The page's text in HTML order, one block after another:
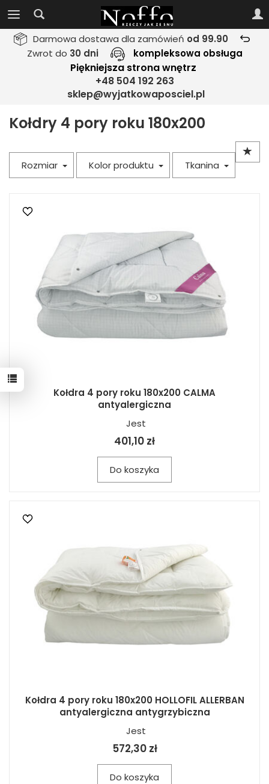
Darmowa dostawa dla zamówień od 99.90
Zwrot do 30 dni kompleksowa obsługa
Piękniejsza strona wnętrz
+48 504 192 263
sklep@wyjatkowaposciel.pl
Kołdry 4 pory roku 180x200
Rozmiar Kolor produktu Tkanina
Kołdra 4 pory roku 180x200 CALMA
antyalergiczna
Jest
401,10 zł
Do koszyka
Kołdra 4 pory roku 180x200 HOLLOFIL ALLERBAN
antyalergiczna antygrzybiczna
Jest
572,30 zł
Do koszyka